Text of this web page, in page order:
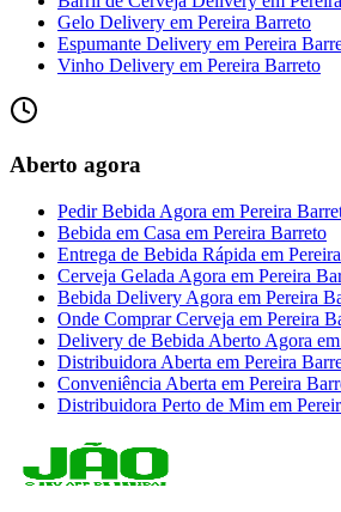
Gelo Delivery em Pereira Barreto
Espumante Delivery em Pereira
Vinho Delivery em Pereira Barreto
Aberto agora
Pedir Bebida Agora em Pereira
Bebida em Casa em Pereira Barreto
Entrega de Bebida Rápida em
Cerveja Gelada Agora em Pereira
Bebida Delivery Agora em Pereira
Onde Comprar Cerveja em Pereira
Delivery de Bebida Aberto Agora em
Distribuidora Aberta em Pereira
Conveniência Aberta em Pereira
Distribuidora Perto de Mim em